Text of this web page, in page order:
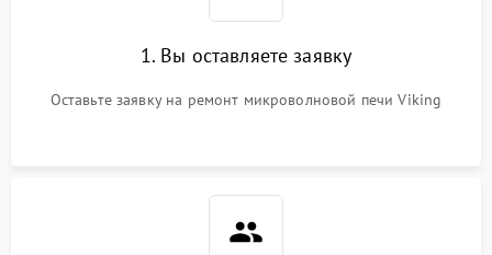
1. Вы оставляете заявку
Оставьте заявку на ремонт микроволновой печи Viking